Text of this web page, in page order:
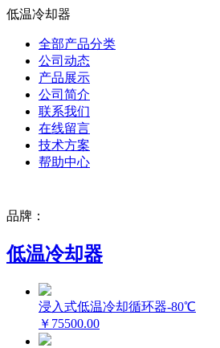
低温冷却器
全部产品分类
公司动态
产品展示
公司简介
联系我们
在线留言
技术方案
帮助中心
品牌：
低温冷却器
浸入式低温冷却循环器-80℃
￥75500.00